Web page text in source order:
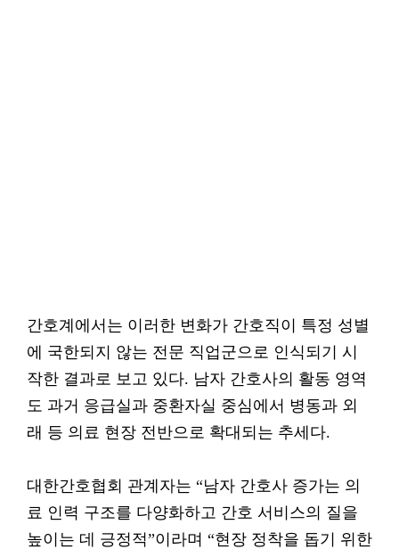
간호계에서는 이러한 변화가 간호직이 특정 성별
에 국한되지 않는 전문 직업군으로 인식되기 시
작한 결과로 보고 있다. 남자 간호사의 활동 영역
도 과거 응급실과 중환자실 중심에서 병동과 외
래 등 의료 현장 전반으로 확대되는 추세다.
대한간호협회 관계자는 “남자 간호사 증가는 의
료 인력 구조를 다양화하고 간호 서비스의 질을
높이는 데 긍정적”이라며 “현장 정착을 돕기 위한